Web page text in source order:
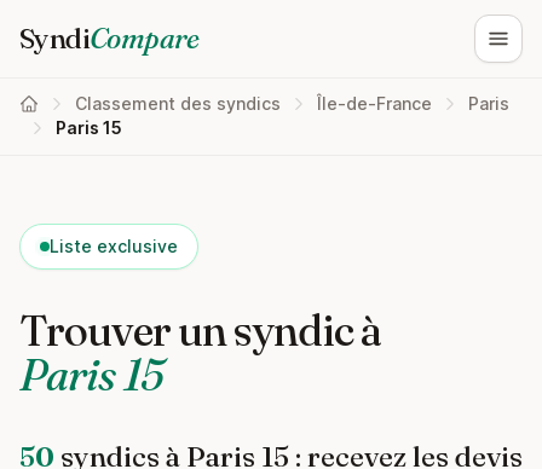
SyndiCompare
Classement des syndics Île-de-France
Paris
Paris 15
Liste exclusive
Trouver un syndic à
Paris 15
50 syndics à Paris 15 : recevez les devis